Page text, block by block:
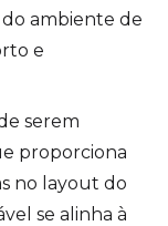
ambiente de
e
serem
proporciona
no layout do
se alinha à